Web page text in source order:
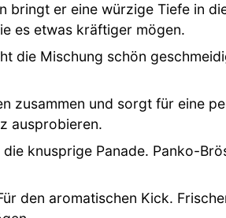
bringt er eine würzige Tiefe in
es etwas kräftiger mögen.
die Mischung schön
zusammen und sorgt für eine
ausprobieren.
die knusprige Panade. Panko-
den aromatischen Kick.